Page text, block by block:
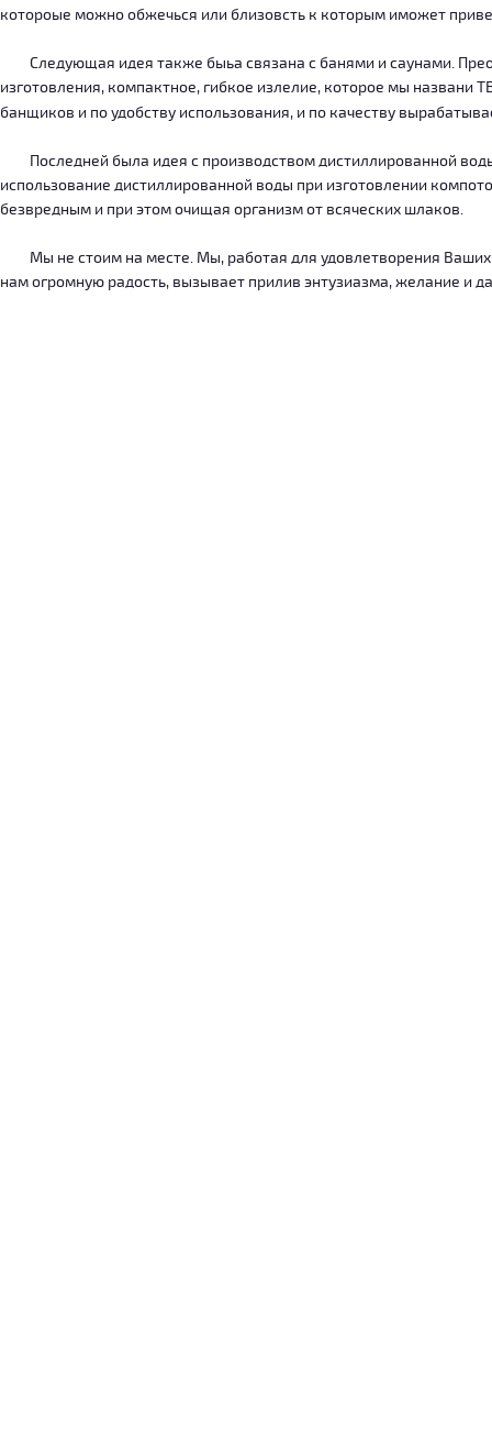
котороые можно обжечься или близовсть к которым иможет
Следующая идея также быьа связана с банями и саунами.
изготовления, компактное, гибкое излелие, которое мы
банщиков и по удобству использования, и по качеству
Последней была идея с производством дистиллированной
использование дистиллированной воды при изготовлении
безвредным и при этом очищая организм от всяческих шлаков.
Мы не стоим на месте. Мы, работая для удовлетворения Ваших
нам огромную радость, вызывает прилив энтузиазма, желание и